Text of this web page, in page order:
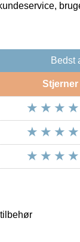
Bedst
Stjerner